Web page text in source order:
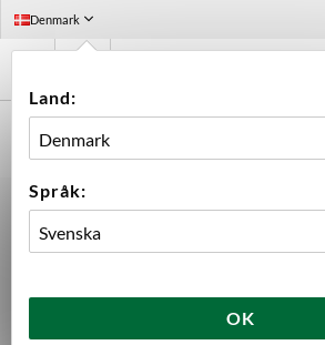
Denmark
Land:
Språk:
OK
Camurri